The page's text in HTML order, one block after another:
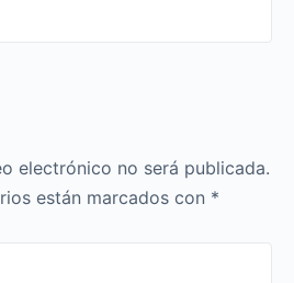
electrónico no será publicada.
están marcados con *